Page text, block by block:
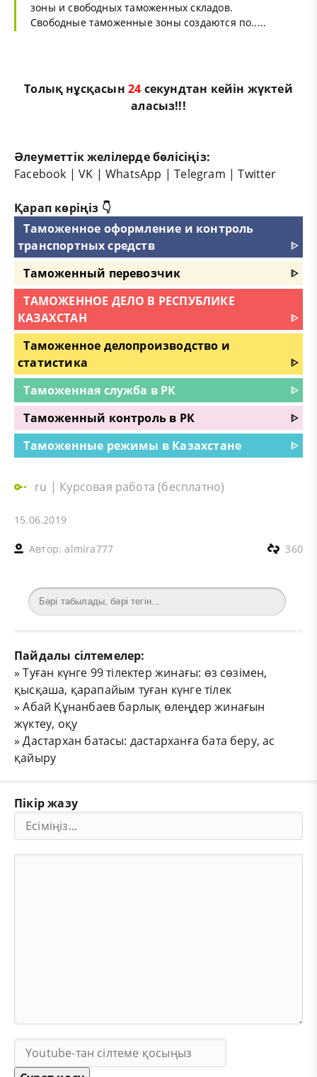
зоны и свободных таможенных складов.
Свободные таможенные зоны создаются по.....
Толық нұсқасын23 секундтан кейін жүктей
аласыз!!!
Әлеуметтік желілерде бөлісіңіз:
Facebook |VK |WhatsApp |Telegram |Twitter
Қарап көріңіз 👇
Таможенное оформление и контроль
транспортных средств
ᐈ
Таможенный перевозчик
ᐈ
ТАМОЖЕННОЕ ДЕЛО В РЕСПУБЛИКЕ
КАЗАХСТАН
ᐈ
Таможенное делопроизводство и
статистика
ᐈ
Таможенная служба в РК
ᐈ
Таможенный контроль в РК
ᐈ
Таможенные режимы в Казахстане
ᐈ
ru | Курсовая работа (бесплатно)
15.06.2019
Автор:almira777 360
Пайдалы сілтемелер:
»Туған күнге 99 тілектер жинағы: өз сөзімен,
қысқаша, қарапайым туған күнге тілек
»Абай Құнанбаев барлық өлеңдер жинағын
жүктеу, оқу
»Дастархан батасы: дастарханға бата беру, ас
қайыру
Пікір жазу